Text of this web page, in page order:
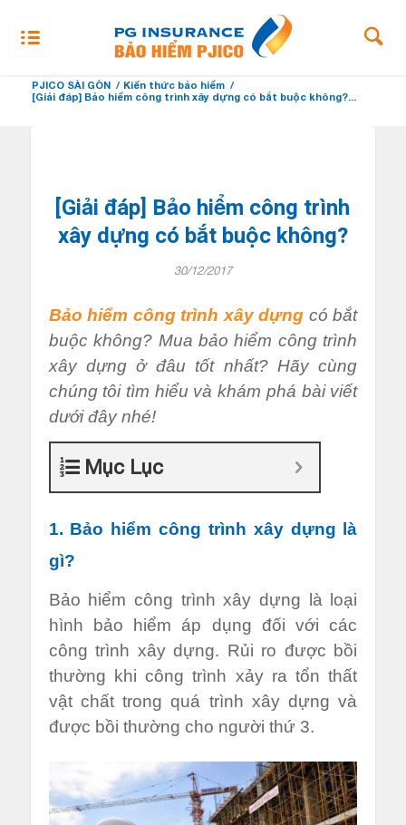
PJICO SÀI GÒN / Kiến thức bảo hiểm /
[Giải đáp] Bảo hiểm công trình xây dựng có bắt buộc không?...
[Giải đáp] Bảo hiểm công trình
xây dựng có bắt buộc không?
30/12/2017
Bảo hiểm công trình xây dựng có bắt
buộc không? Mua bảo hiểm công trình
xây dựng ở đâu tốt nhất? Hãy cùng
chúng tôi tìm hiểu và khám phá bài viết
dưới đây nhé!
Mục Lục
1. Bảo hiểm công trình xây dựng là
gì?
Bảo hiểm công trình xây dựng là loại
hình bảo hiểm áp dụng đối với các
công trình xây dựng. Rủi ro được bồi
thường khi công trình xảy ra tổn thất
vật chất trong quá trình xây dựng và
được bồi thường cho người thứ 3.